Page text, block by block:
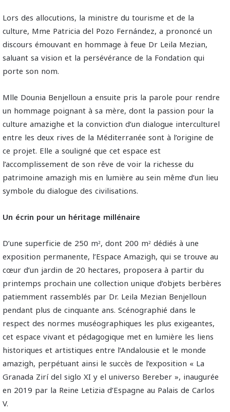
Lors des allocutions, la ministre du tourisme et de la
culture, Mme Patricia del Pozo Fernández, a prononcé un
discours émouvant en hommage à feue Dr Leila Mezian,
saluant sa vision et la persévérance de la Fondation qui
porte son nom.
Mlle Dounia Benjelloun a ensuite pris la parole pour rendre
un hommage poignant à sa mère, dont la passion pour la
culture amazighe et la conviction d’un dialogue interculturel
entre les deux rives de la Méditerranée sont à l’origine de
ce projet. Elle a souligné que cet espace est
l’accomplissement de son rêve de voir la richesse du
patrimoine amazigh mis en lumière au sein même d’un lieu
symbole du dialogue des civilisations.
Un écrin pour un héritage millénaire
D’une superficie de 250 m², dont 200 m² dédiés à une
exposition permanente, l’Espace Amazigh, qui se trouve au
cœur d’un jardin de 20 hectares, proposera à partir du
printemps prochain une collection unique d’objets berbères
patiemment rassemblés par Dr. Leila Mezian Benjelloun
pendant plus de cinquante ans. Scénographié dans le
respect des normes muséographiques les plus exigeantes,
cet espace vivant et pédagogique met en lumière les liens
historiques et artistiques entre l’Andalousie et le monde
amazigh, perpétuant ainsi le succès de l’exposition « La
Granada Zirí del siglo XI y el universo Bereber », inaugurée
en 2019 par la Reine Letizia d’Espagne au Palais de Carlos
V.